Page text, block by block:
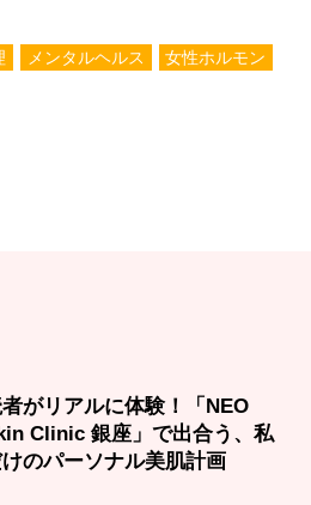
メンタルヘルス
女性ホルモン
がリアルに体験！「NEO
Clinic 銀座」で出合う、私
のパーソナル美肌計画